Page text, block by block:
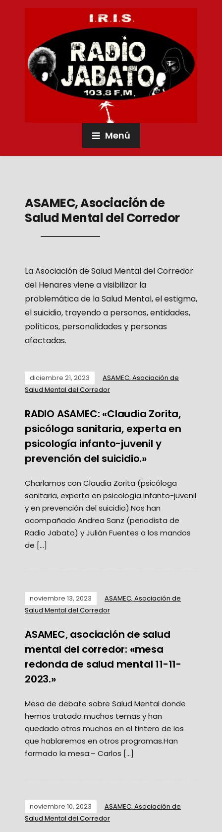
Menú
ASAMEC, Asociación de
Salud Mental del Corredor
La Asociación de Salud Mental del Corredor
del Henares viene a visibilizar la
problemática de la Salud Mental, el estigma,
el suicidio, trayendo a personas, entidades,
políticos, personalidades y personas
afectadas.
diciembre 21, 2023
ASAMEC, Asociación de
Salud Mental del Corredor
RADIO ASAMEC: «Claudia Zorita,
psicóloga sanitaria, experta en
psicología infanto-juvenil y
prevención del suicidio.»
Charlamos con Claudia Zorita (psicóloga
sanitaria, experta en psicología infanto-juvenil
y en prevención del suicidio).Nos han
acompañado Andrea Sanz (periodista de
Radio Jabato) y Julián Fuentes a los mandos
de […]
noviembre 13, 2023
ASAMEC, Asociación de
Salud Mental del Corredor
ASAMEC, asociación de salud
mental del corredor: «mesa
redonda de salud mental 11-11-
2023.»
Mesa de debate sobre Salud Mental donde
hemos tratado muchos temas y han
quedado otros muchos en el tintero de los
que hablaremos en otros programas.Han
formado la mesa:– Carlos […]
noviembre 10, 2023
ASAMEC, Asociación de
Salud Mental del Corredor